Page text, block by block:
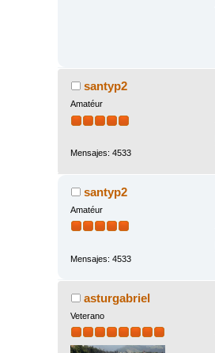
santyp2
Amatéur
Mensajes: 4533
santyp2
Amatéur
Mensajes: 4533
asturgabriel
Veterano